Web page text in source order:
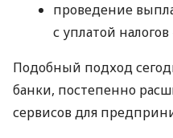
проведение
с уплатой
Подобный подход
банки, постепенно
сервисов для